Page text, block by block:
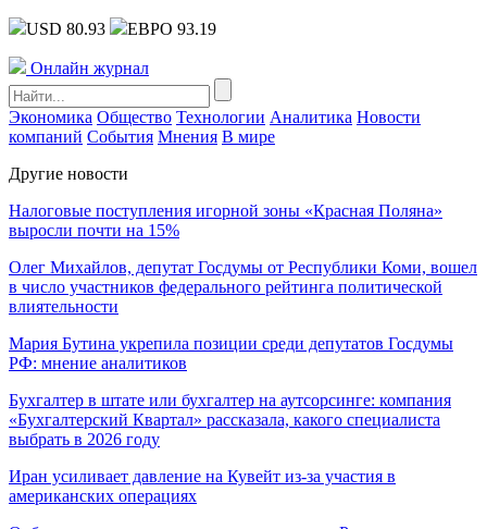
USD 80.93 ЕВРО 93.19
Онлайн журнал
Экономика Общество Технологии Аналитика Новости
компаний События Мнения В мире
Другие новости
Налоговые поступления игорной зоны «Красная Поляна»
выросли почти на 15%
Олег Михайлов, депутат Госдумы от Республики Коми, вошел
в число участников федерального рейтинга политической
влиятельности
Мария Бутина укрепила позиции среди депутатов Госдумы
РФ: мнение аналитиков
Бухгалтер в штате или бухгалтер на аутсорсинге: компания
«Бухгалтерский Квартал» рассказала, какого специалиста
выбрать в 2026 году
Иран усиливает давление на Кувейт из-за участия в
американских операциях